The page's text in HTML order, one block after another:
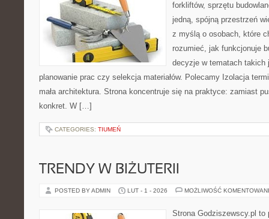
forkliftów, sprzętu
jedną, spójną przestrzeń
z myślą o osobach, które
rozumieć, jak funkcjonuje
decyzje w tematach takich
planowanie prac czy selekcja materiałów. Polecamy Izolacja
mała architektura. Strona koncentruje się na praktyce: zamiast
konkret. W […]
CATEGORIES: TIUMEŃ
TRENDY W BIŻUTERII
POSTED BY ADMIN LUT - 1 - 2026 MOŻLIWOŚĆ
Strona Godziszewscy.pl to